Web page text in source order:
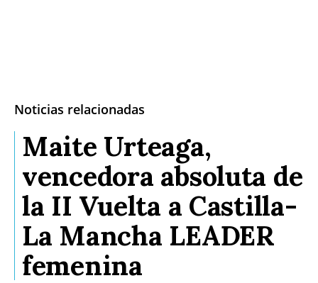
Noticias relacionadas
Maite Urteaga,
vencedora absoluta de
la II Vuelta a Castilla-
La Mancha LEADER
femenina